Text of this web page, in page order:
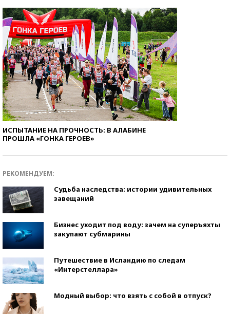
ИСПЫТАНИЕ НА ПРОЧНОСТЬ: В АЛАБИНЕ
ПРОШЛА «ГОНКА ГЕРОЕВ»
РЕКОМЕНДУЕМ:
Судьба наследства: истории удивительных
завещаний
Бизнес уходит под воду: зачем на суперъяхты
закупают субмарины
Путешествие в Исландию по следам
«Интерстеллара»
Модный выбор: что взять с собой в отпуск?